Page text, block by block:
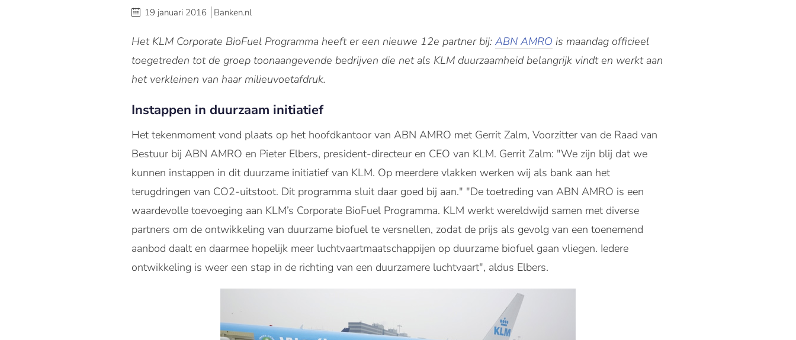
19 januari 2016 Banken.nl
Het KLM Corporate BioFuel Programma heeft er een nieuwe 12e partner bij: ABN AMRO is maandag officieel
toegetreden tot de groep toonaangevende bedrijven die net als KLM duurzaamheid belangrijk vindt en werkt aan
het verkleinen van haar milieuvoetafdruk.
Instappen in duurzaam initiatief
Het tekenmoment vond plaats op het hoofdkantoor van ABN AMRO met Gerrit Zalm, Voorzitter van de Raad van
Bestuur bij ABN AMRO en Pieter Elbers, president-directeur en CEO van KLM. Gerrit Zalm: "We zijn blij dat we
kunnen instappen in dit duurzame initiatief van KLM. Op meerdere vlakken werken wij als bank aan het
terugdringen van CO2-uitstoot. Dit programma sluit daar goed bij aan." "De toetreding van ABN AMRO is een
waardevolle toevoeging aan KLM’s Corporate BioFuel Programma. KLM werkt wereldwijd samen met diverse
partners om de ontwikkeling van duurzame biofuel te versnellen, zodat de prijs als gevolg van een toenemend
aanbod daalt en daarmee hopelijk meer luchtvaartmaatschappijen op duurzame biofuel gaan vliegen. Iedere
ontwikkeling is weer een stap in de richting van een duurzamere luchtvaart", aldus Elbers.